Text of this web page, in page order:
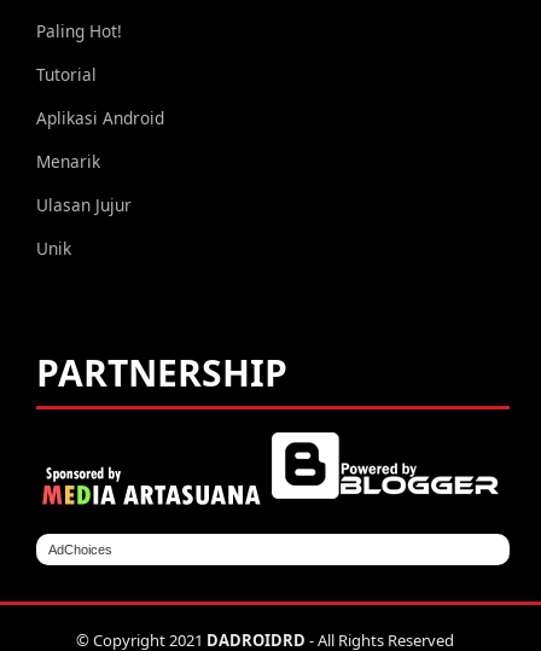
Paling Hot!
Tutorial
Aplikasi Android
Menarik
Ulasan Jujur
Unik
PARTNERSHIP
AdChoices
© Copyright 2021 DADROIDRD - All Rights Reserved